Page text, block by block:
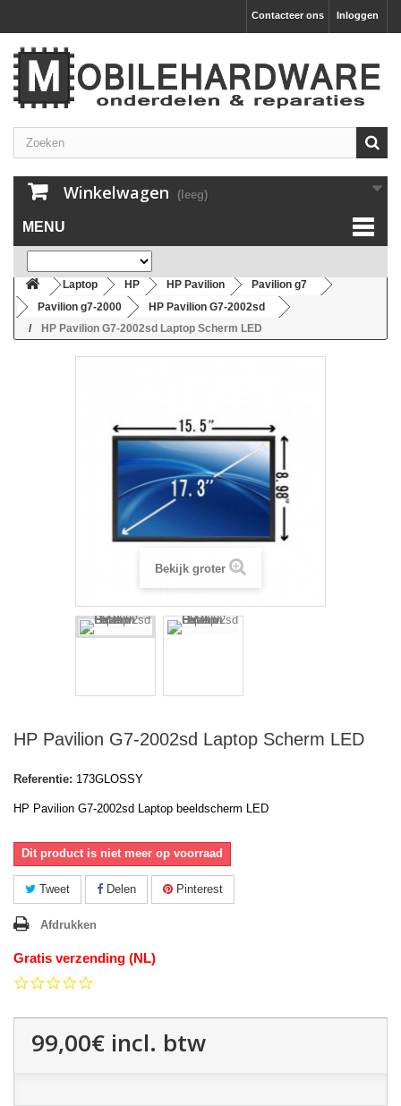
Inloggen
Contacteer ons
Winkelwagen (leeg)
MENU
Laptop HP HP Pavilion
Pavilion g7
Pavilion g7-2000
HP Pavilion G7-2002sd
HP Pavilion G7-2002sd Laptop Scherm LED
Bekijk groter
HP Pavilion G7-2002sd Laptop Scherm LED
Referentie: 173GLOSSY
HP Pavilion G7-2002sd Laptop beeldscherm LED
Dit product is niet meer op voorraad
Tweet Delen Pinterest
Afdrukken
Gratis verzending (NL)
99,00€ incl. btw